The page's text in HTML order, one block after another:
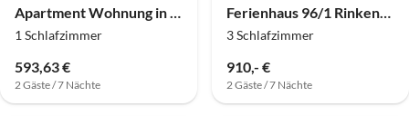
1 Schlafzimmer
593,63 €
2 Gäste / 7 Nächte
3 Schlafzimmer
910,- €
2 Gäste / 7 Nächte
Top-Inserat
4.9 (3) 5.0 (1)